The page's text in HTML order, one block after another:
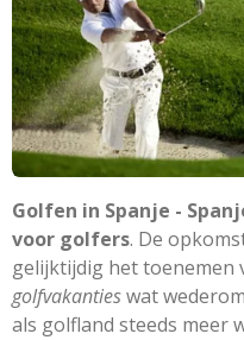
Golfen in Spanje -
voor golfers. De
gelijktijdig het toenemen
golfvakantieswat
als golfland steeds meer